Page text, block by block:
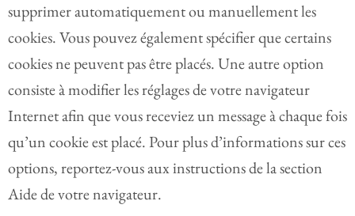
supprimer automatiquement ou manuellement les
cookies. Vous pouvez également spécifier que certains
cookies ne peuvent pas être placés. Une autre option
consiste à modifier les réglages de votre navigateur
Internet afin que vous receviez un message à chaque fois
qu’un cookie est placé. Pour plus d’informations sur ces
options, reportez-vous aux instructions de la section
Aide de votre navigateur.